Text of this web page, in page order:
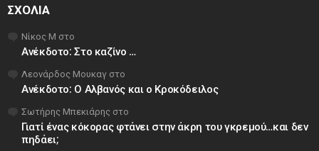
ΣΧΌΛΙΑ
Νίκος Μ στο
Ανέκδοτο: Στο καζίνο …
Λεονάρδος Μουκαγ στο
Ανέκδοτο: Ο Αλβανός και ο Κροκόδειλος
Σωτήρης Μπεκιάρης στο
Γιατί ένας κόκορας φτάνει στην άκρη του γκρεμού…και δεν
πηδάει;